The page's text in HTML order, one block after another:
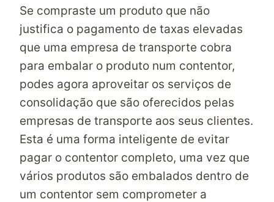
Se compraste um produto que não
justifica o pagamento de taxas elevadas
que uma empresa de transporte cobra
para embalar o produto num contentor,
podes agora aproveitar os serviços de
consolidação que são oferecidos pelas
empresas de transporte aos seus clientes.
Esta é uma forma inteligente de evitar
pagar o contentor completo, uma vez que
vários produtos são embalados dentro de
um contentor sem comprometer a